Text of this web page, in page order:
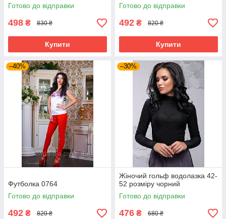
Готово до відправки
498 ₴ 830 ₴
Купити
Готово до відправки
492 ₴ 820 ₴
Купити
–40%
Футболка 0764
Готово до відправки
492 ₴ 820 ₴
–30%
Жіночий гольф водолазка 42-
52 розміру чорний
Готово до відправки
476 ₴ 680 ₴